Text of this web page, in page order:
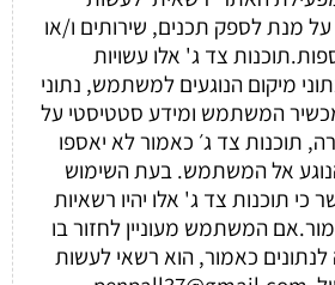
על מנת לספק תכנים, שירותים ו/או
צד ג' אלו עשויות
מיקום הנוגעים למשתמש, נתוני
המשתמש ומידע סטטיסטי על
תוכנות צד ג׳ כאמור לא יאספו
אל המשתמש. בעת השימוש
תוכנות צד ג' אלו יהיו רשאיות
המשתמש מעוניין לחזור בו
כאמור, הוא רשאי לעשות